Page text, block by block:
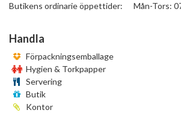
Butikens ordinarie öppettider: Mån-Tors:
Handla
Förpackningsemballage
Hygien & Torkpapper
Servering
Butik
Kontor